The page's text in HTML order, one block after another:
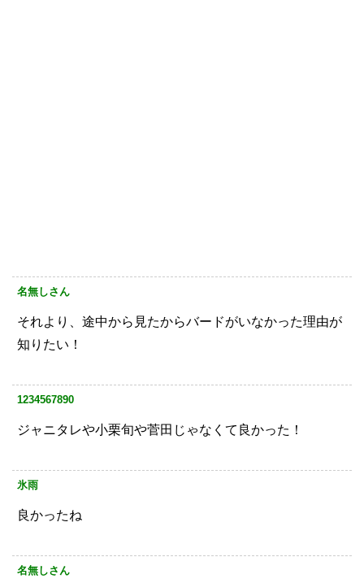
名無しさん
それより、途中から見たからバードがいなかった理由が
知りたい！
1234567890
ジャニタレや小栗旬や菅田じゃなくて良かった！
氷雨
良かったね
名無しさん